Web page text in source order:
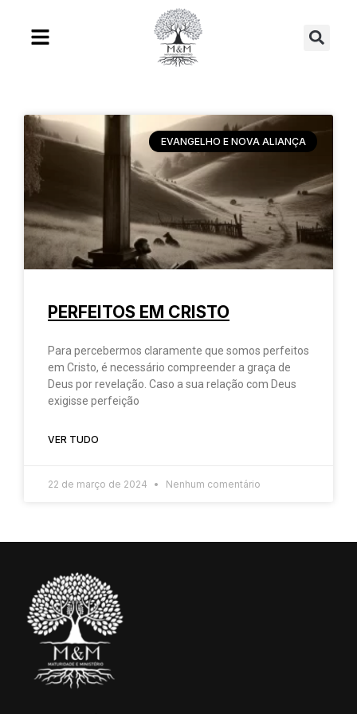
EVANGELHO E NOVA ALIANÇA
PERFEITOS EM CRISTO
Para percebermos claramente que somos perfeitos
em Cristo, é necessário compreender a graça de
Deus por revelação. Caso a sua relação com Deus
exigisse perfeição
VER TUDO
22 de março de 2024 Nenhum comentário